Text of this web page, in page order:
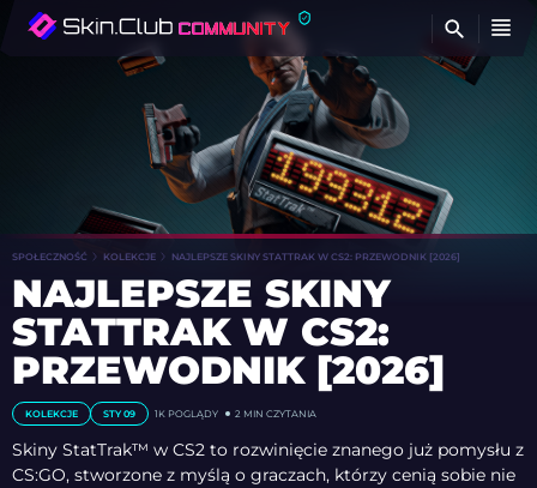
SPOŁECZNOŚĆ KOLEKCJE NAJLEPSZE SKINY STATTRAK W CS2: PRZEWODNIK [2026]
NAJLEPSZE SKINY
STATTRAK W CS2:
PRZEWODNIK [2026]
KOLEKCJE STY 09 1K POGLĄDY 2 MIN CZYTANIA
Skiny StatTrak™ w CS2 to rozwinięcie znanego już pomysłu z
CS:GO, stworzone z myślą o graczach, którzy cenią sobie nie